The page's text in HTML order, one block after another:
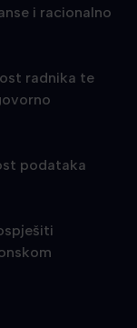
i racionalno
radnika te
podataka